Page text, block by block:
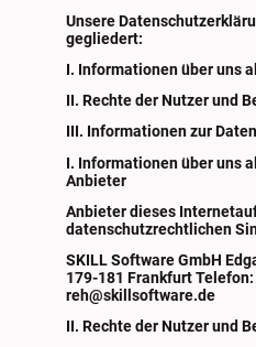
Unsere
gegliedert:
I. Informationen über uns
II. Rechte der Nutzer und
III. Informationen zur
I. Informationen über uns
Anbieter
Anbieter dieses
datenschutzrechtlichen
SKILL Software GmbH
179-181 Frankfurt
reh@skillsoftware.de
II. Rechte der Nutzer und